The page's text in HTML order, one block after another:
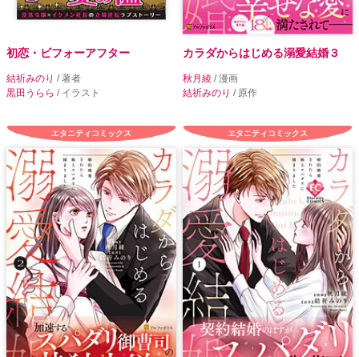
初恋・ビフォーアフター
結祈みのり / 著者
黒田うらら / イラスト
カラダからはじめる溺愛結婚３
秋月綾 / 漫画
結祈みのり / 原作
エタニティコミックス エタニティコミックス